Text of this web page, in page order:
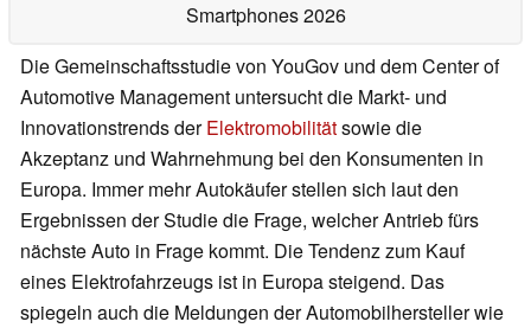
Smartphones 2026
Die Gemeinschaftsstudie von YouGov und dem Center of
Automotive Management untersucht die Markt- und
Innovationstrends derElektromobilitätsowie die
Akzeptanz und Wahrnehmung bei den Konsumenten in
Europa. Immer mehr Autokäufer stellen sich laut den
Ergebnissen der Studie die Frage, welcher Antrieb fürs
nächste Auto in Frage kommt. Die Tendenz zum Kauf
eines Elektrofahrzeugs ist in Europa steigend. Das
spiegeln auch die Meldungen der Automobilhersteller wie